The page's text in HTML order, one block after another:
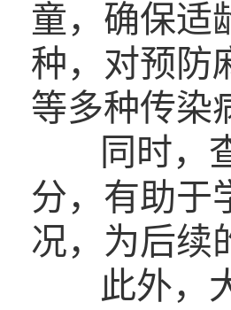
童，确保适
种，对预防
等多种传染
同时，
分，有助于
况，为后续
此外，